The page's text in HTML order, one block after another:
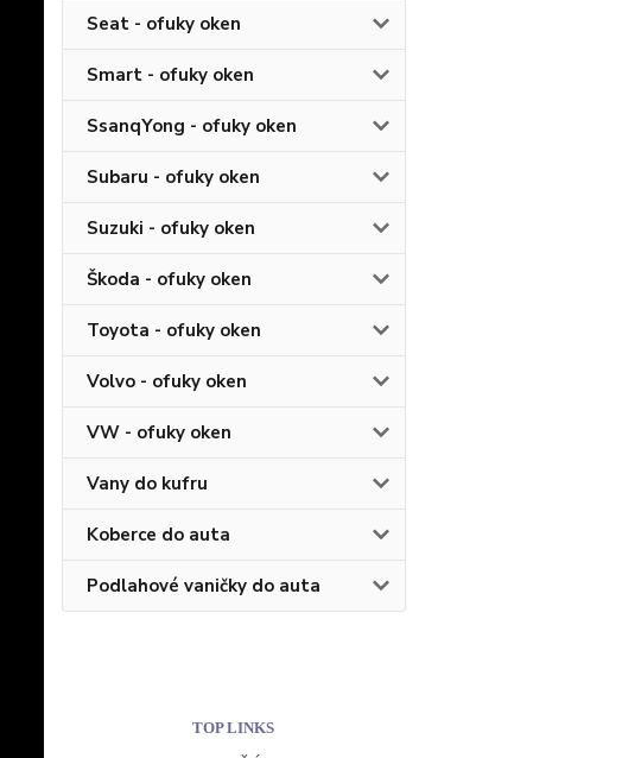
Seat - ofuky oken
Smart - ofuky oken
SsanqYong - ofuky oken
Subaru - ofuky oken
Suzuki - ofuky oken
Škoda - ofuky oken
Toyota - ofuky oken
Volvo - ofuky oken
VW - ofuky oken
Vany do kufru
Koberce do auta
Podlahové vaničky do auta
TOP LINKS